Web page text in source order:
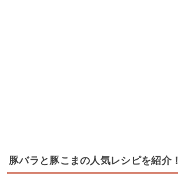
豚バラと豚こまの人気レシピを紹介！